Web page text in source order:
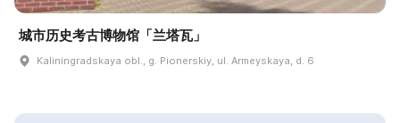
城市历史考古博物馆「兰塔瓦」
Kaliningradskaya obl., g. Pionerskiy, ul. Armeyskaya, d. 6